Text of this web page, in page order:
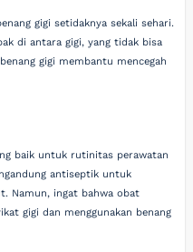
gigi setidaknya sekali sehari.
di antara gigi, yang tidak bisa
gigi membantu mencegah
baik untuk rutinitas perawatan
antiseptik untuk
Namun, ingat bahwa obat
gigi dan menggunakan benang